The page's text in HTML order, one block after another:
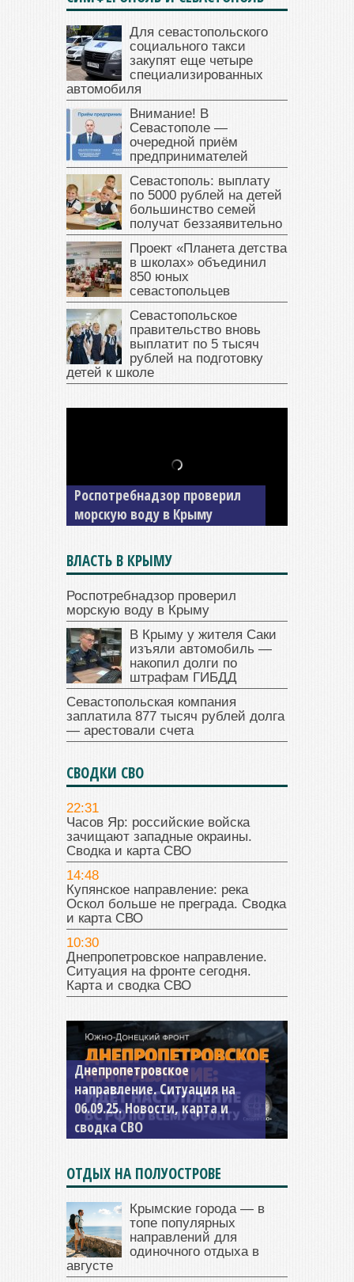
Для севастопольского
социального такси
закупят еще четыре
специализированных
автомобиля
Внимание! В
Севастополе —
очередной приём
предпринимателей
Севастополь: выплату
по 5000 рублей на детей
большинство семей
получат беззаявительно
Проект «Планета детства
в школах» объединил
850 юных
севастопольцев
Севастопольское
правительство вновь
выплатит по 5 тысяч
рублей на подготовку
детей к школе
Роспотребнадзор проверил
морскую воду в Крыму
В Крыму у жителя Саки
изъяли автомобиль —
накопил долги по штрафам
ГИБДД
ВЛАСТЬ В КРЫМУ
Роспотребнадзор проверил
морскую воду в Крыму
В Крыму у жителя Саки
изъяли автомобиль —
накопил долги по
штрафам ГИБДД
Севастопольская компания
заплатила 877 тысяч рублей долга
— арестовали счета
СВОДКИ СВО
22:31
Часов Яр: российские войска
зачищают западные окраины.
Сводка и карта СВО
14:48
Купянское направление: река
Оскол больше не преграда. Сводка
и карта СВО
10:30
Днепропетровское направление.
Ситуация на фронте сегодня.
Карта и сводка СВО
Днепропетровское
направление. Ситуация на
06.09.25. Новости, карта и
сводка СВО
Константиновское
направление. Ситуация на
04.09.25 Новости, карта и
сводка СВО
ОТДЫХ НА ПОЛУОСТРОВЕ
Крымские города — в
топе популярных
направлений для
одиночного отдыха в
августе